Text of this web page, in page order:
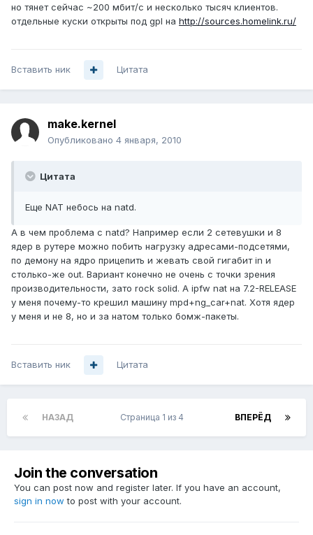
но тянет сейчас ~200 мбит/с и несколько тысяч клиентов.
отдельные куски открыты под gpl на http://sources.homelink.ru/
Вставить ник Цитата
make.kernel
Опубликовано 4 января, 2010
Цитата
Еще NAT небось на natd.
А в чем проблема с natd? Например если 2 сетевушки и 8
ядер в рутере можно побить нагрузку адресами-подсетями,
по демону на ядро прицепить и жевать свой гигабит in и
столько-же out. Вариант конечно не очень с точки зрения
производительности, зато rock solid. А ipfw nat на 7.2-RELEASE
у меня почему-то крешил машину mpd+ng_car+nat. Хотя ядер
у меня и не 8, но и за натом только бомж-пакеты.
Вставить ник Цитата
НАЗАД ВПЕРЁД
Страница 1 из 4
Join the conversation
You can post now and register later. If you have an account,
sign in now to post with your account.